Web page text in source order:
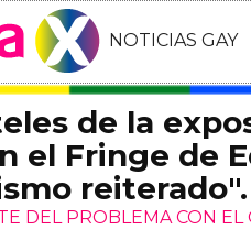
NOTICIAS GAY
de la
el Fringe de
reiterado".
DEL PROBLEMA CON